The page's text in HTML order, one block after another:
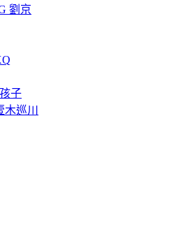
劉京
子
巡川